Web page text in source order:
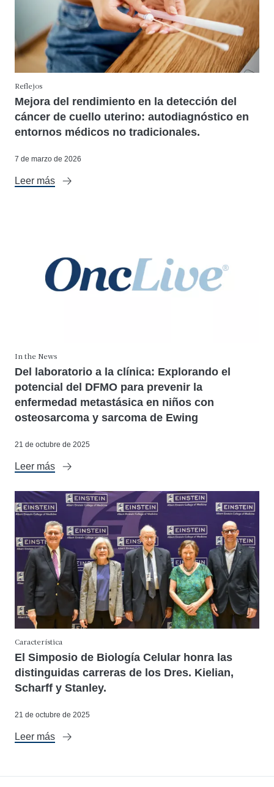
Reflejos
Mejora del rendimiento en la detección del
cáncer de cuello uterino: autodiagnóstico en
entornos médicos no tradicionales.
7 de marzo de 2026
Leer más
In the News
Del laboratorio a la clínica: Explorando el
potencial del DFMO para prevenir la
enfermedad metastásica en niños con
osteosarcoma y sarcoma de Ewing
21 de octubre de 2025
Leer más
Característica
El Simposio de Biología Celular honra las
distinguidas carreras de los Dres. Kielian,
Scharff y Stanley.
21 de octubre de 2025
Leer más